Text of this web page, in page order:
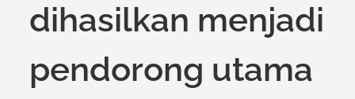
dihasilkan menjadi
pendorong utama